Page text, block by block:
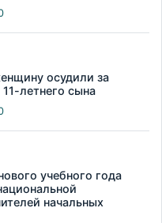
осудили за
летнего сына
учебного года
начальных